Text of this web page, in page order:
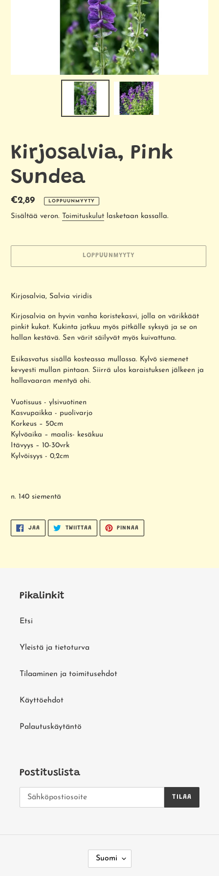
Kirjosalvia, Pink
Sundea
Normaalihinta
€2,89 LOPPUUNMYYTY
Sisältää veron. Toimituskulut lasketaan kassalla.
LOPPUUNMYYTY
lisääminen
Kirjosalvia, Salvia viridis
Kirjosalvia on hyvin vanha koristekasvi, jolla on värikkäät
pinkit kukat. Kukinta jatkuu myös pitkälle syksyä ja se on
hallan kestävä. Sen värit säilyvät myös kuivattuna.
Esikasvatus sisällä kosteassa mullassa. Kylvö siemenet
kevyesti mullan pintaan. Siirrä ulos karaistuksen jälkeen ja
hallavaaran mentyä ohi.
Vuotisuus - ylsivuotinen
Kasvupaikka - puolivarjo
Korkeus – 50cm
Kylvöaika – maalis- kesäkuu
Itävyys – 10-30vrk
Kylvöisyys - 0,2cm
n. 140 siementä
JAA
FACEBOOKISSA
TWIITTAA TWIITTAA
TWITTERISSÄ
PINNAA
Pikalinkit
Etsi
Yleistä ja tietoturva
Tilaaminen ja toimitusehdot
Käyttöehdot
Palautuskäytäntö
Postituslista
TILAA
I
Suomi